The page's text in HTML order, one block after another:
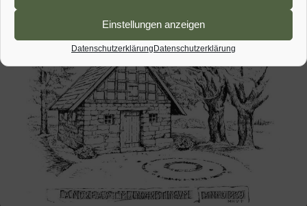
Einstellungen anzeigen
DatenschutzerklärungDatenschutzerklärung